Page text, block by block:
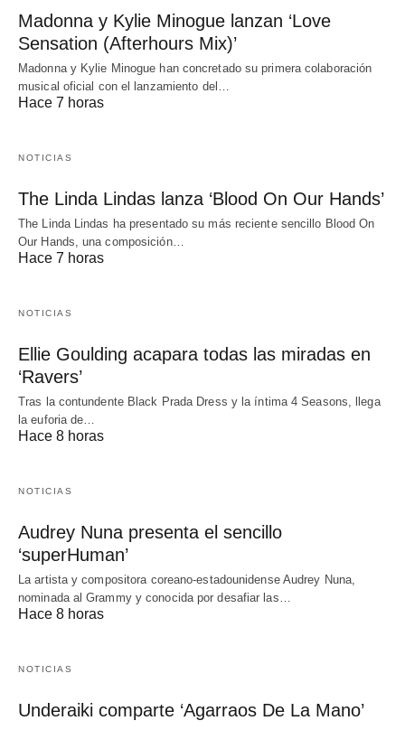
Madonna y Kylie Minogue lanzan ‘Love
Sensation (Afterhours Mix)’
Madonna y Kylie Minogue han concretado su primera colaboración
musical oficial con el lanzamiento del…
Hace 7 horas
NOTICIAS
The Linda Lindas lanza ‘Blood On Our Hands’
The Linda Lindas ha presentado su más reciente sencillo Blood On
Our Hands, una composición…
Hace 7 horas
NOTICIAS
Ellie Goulding acapara todas las miradas en
‘Ravers’
Tras la contundente Black Prada Dress y la íntima 4 Seasons, llega
la euforia de…
Hace 8 horas
NOTICIAS
Audrey Nuna presenta el sencillo
‘superHuman’
La artista y compositora coreano-estadounidense Audrey Nuna,
nominada al Grammy y conocida por desafiar las…
Hace 8 horas
NOTICIAS
Underaiki comparte ‘Agarraos De La Mano’